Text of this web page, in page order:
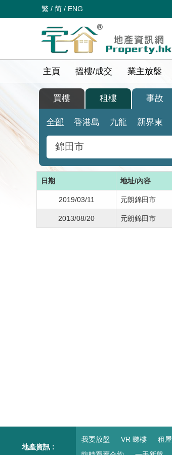
繁 / 简 / ENG
主頁 搵樓/成交 業主放盤
買樓 租樓 事故
全部 香港島 九龍 新界東
日期 地址/內容
2019/03/11 元朗錦田市
2013/08/20 元朗錦田市
地產資訊 :
我要放盤 VR 睇樓 租屋